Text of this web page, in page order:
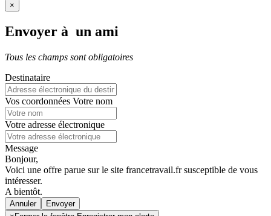
×
Envoyer à un ami
Tous les champs sont obligatoires
Destinataire
Vos coordonnées Votre nom
Votre adresse électronique
Message
Bonjour,
Voici une offre parue sur le site francetravail.fr susceptible de vous
intéresser.
A bientôt.
Annuler